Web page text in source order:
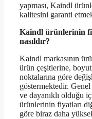
yapması, Kaindl
kalitesini garanti
Kaindl ürünlerinin
nasıldır?
Kaindl markasının
ürün çeşitlerine,
noktalarına göre
göstermektedir.
ve dayanıklı olduğu
ürünlerinin fiyatları
göre biraz daha